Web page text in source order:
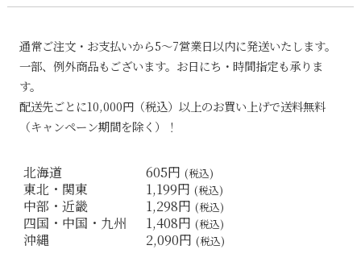
通常ご注文・お支払いから5〜7営業日以内に発送いたします。
一部、例外商品もございます。お日にち・時間指定も承りま
す。
配送先ごとに10,000円（税込）以上のお買い上げで送料無料
（キャンペーン期間を除く）！
北海道 605円 (税込)
東北・関東 1,199円 (税込)
中部・近畿 1,298円 (税込)
四国・中国・九州 1,408円 (税込)
沖縄 2,090円 (税込)